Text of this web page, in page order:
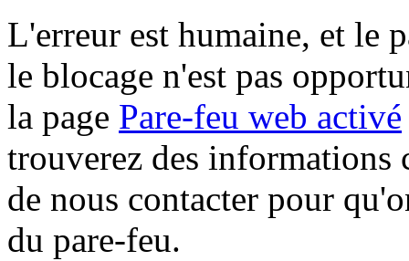
L'erreur est humaine, et le
le blocage n'est pas
la page Pare-feu web activé
trouverez des informations
de nous contacter pour
du pare-feu.